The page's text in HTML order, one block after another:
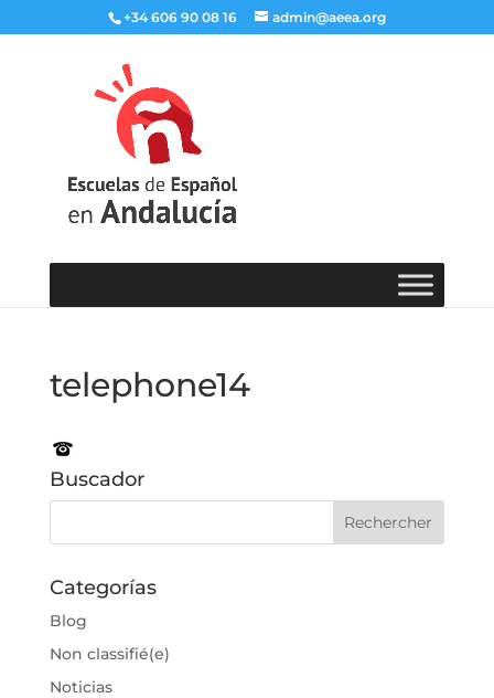
+34 606 90 08 16 admin@aeea.org
telephone14
Buscador
Categorías
Blog
Non classifié(e)
Noticias